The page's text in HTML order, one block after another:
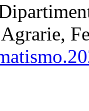
Agrarie,